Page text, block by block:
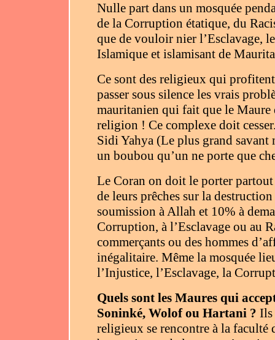
Nulle part dans un mosquée
de la Corruption étatique, du
que de vouloir nier l’Esclavage,
Islamique et islamisant de
Ce sont des religieux qui
passer sous silence les vrais
mauritanien qui fait que le
religion ! Ce complexe doit
Sidi Yahya (Le plus grand
un boubou qu’un ne porte que
Le Coran on doit le porter partout
de leurs prêches sur la
soumission à Allah et 10% à
Corruption, à l’Esclavage ou au
commerçants ou des hommes
inégalitaire. Même la mosquée
l’Injustice, l’Esclavage, la
Quels sont les Maures qui
Soninké, Wolof ou Hartani ? Ils
religieux se rencontre à la